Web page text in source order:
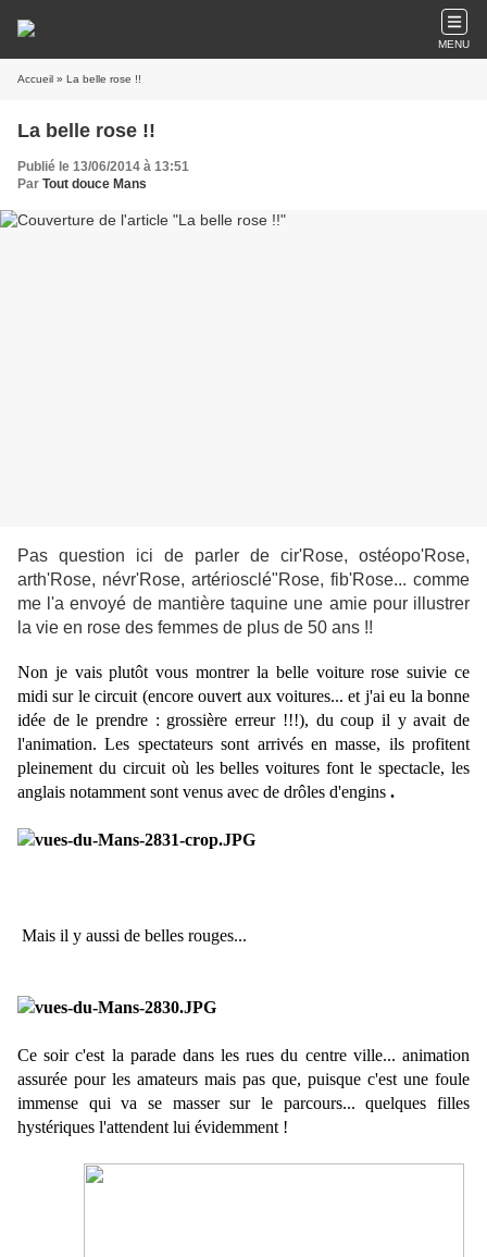
MENU
Accueil » La belle rose !!
La belle rose !!
Publié le 13/06/2014 à 13:51
Par Tout douce Mans
Pas question ici de parler de cir'Rose, ostéopo'Rose,
arth'Rose, névr'Rose, artériosclé"Rose, fib'Rose... comme
me l'a envoyé de mantière taquine une amie pour illustrer
la vie en rose des femmes de plus de 50 ans !!
Non je vais plutôt vous montrer la belle voiture rose suivie ce
midi sur le circuit (encore ouvert aux voitures... et j'ai eu la bonne
idée de le prendre : grossière erreur !!!), du coup il y avait de
l'animation. Les spectateurs sont arrivés en masse, ils profitent
pleinement du circuit où les belles voitures font le spectacle, les
anglais notamment sont venus avec de drôles d'engins .
Mais il y aussi de belles rouges...
Ce soir c'est la parade dans les rues du centre ville... animation
assurée pour les amateurs mais pas que, puisque c'est une foule
immense qui va se masser sur le parcours... quelques filles
hystériques l'attendent lui évidemment !